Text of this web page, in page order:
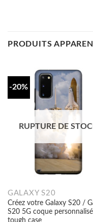
PRODUITS
-20%
RUPTURE DE
GALAXY S20
Créez votre Galaxy S20 /
S20 5G coque
tough case